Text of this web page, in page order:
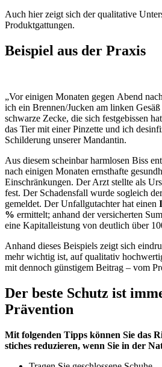
Auch hier zeigt sich der qualitative
Produktgattungen.
Beispiel aus der Praxis
„Vor einigen Monaten gegen Abend
ich ein Brennen/Jucken am linken
schwarze Zecke, die sich festgebissen
das Tier mit einer Pinzette und ich
Schilderung unserer Mandantin.
Aus diesem scheinbar harmlosen Biss
nach einigen Monaten ernsthafte
Einschränkungen. Der Arzt stellte als
fest. Der Schadensfall wurde sogleich
gemeldet. Der Unfallgutachter hat einen
% ermittelt; anhand der versicherten
eine Kapitalleistung von deutlich über
Anhand dieses Beispiels zeigt sich
mehr wichtig ist, auf qualitativ
mit dennoch günstigem Beitrag – vom
Der beste Schutz ist
Prävention
Mit folgenden Tipps können Sie das
stiches reduzieren, wenn Sie in der